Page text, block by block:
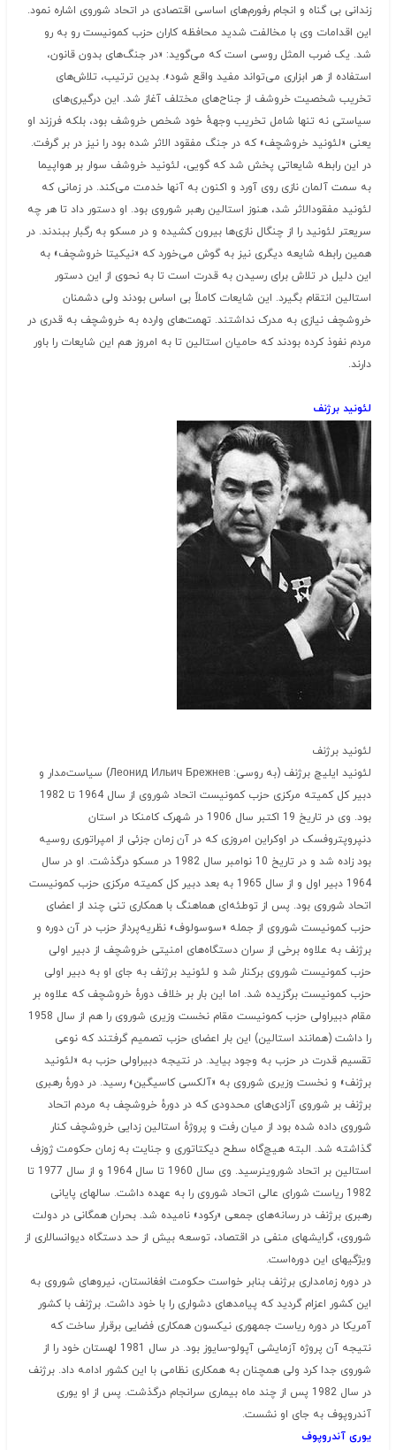
زندانی بی گناه و انجام رفورم‌های اساسی اقتصادی در اتحاد شوروی اشاره نمود.
این اقدامات وی با مخالفت شدید محافظه کاران حزب کمونیست رو به رو
شد. یک ضرب المثل روسی است که می‌گوید: «در جنگ‌های بدون قانون،
استفاده از هر ابزاری می‌تواند مفید واقع شود». بدین ترتیب، تلاش‌های
تخریب شخصیت خروشف از جناح‌های مختلف آغاز شد. این درگیری‌های
سیاستی نه تنها شامل تخریب وجههٔ خود شخص خروشف بود، بلکه فرزند او
یعنی «لئونید خروشچف» که در جنگ مفقود الاثر شده بود را نیز در بر گرفت.
در این رابطه شایعاتی پخش شد که گویی، لئونید خروشف سوار بر هواپیما
به سمت آلمان نازی روی آورد و اکنون به آنها خدمت می‌کند. در زمانی که
لئونید مفقودالاثر شد، هنوز استالین رهبر شوروی بود. او دستور داد تا هر چه
سریعتر لئونید را از چنگال نازی‌ها بیرون کشیده و در مسکو به رگبار ببندند. در
همین رابطه شایعه دیگری نیز به گوش می‌خورد که «نیکیتا خروشچف» به
این دلیل در تلاش برای رسیدن به قدرت است تا به نحوی از این دستور
استالین انتقام بگیرد. این شایعات کاملاً بی اساس بودند ولی دشمنان
خروشچف نیازی به مدرک نداشتند. تهمت‌های وارده به خروشچف به قدری در
مردم نفوذ کرده بودند که حامیان استالین تا به امروز هم این شایعات را باور
دارند.
لئونید برژنف
لئونید برژنف
لئونید ایلیچ برژنف (به روسی: Леонид Ильич Брежнев) سیاست‌مدار و
دبیر کل کمیته مرکزی حزب کمونیست اتحاد شوروی از سال 1964 تا 1982
بود. وی در تاریخ 19 اکتبر سال 1906 در شهرک کامنکا در استان
دنپروپتروفسک در اوکراین امروزی که در آن زمان جزئی از امپراتوری روسیه
بود زاده شد و در تاریخ 10 نوامبر سال 1982 در مسکو درگذشت. او در سال
1964 دبیر اول و از سال 1965 به بعد دبیر کل کمیته مرکزی حزب کمونیست
اتحاد شوروی بود. پس از توطئه‌ای هماهنگ با همکاری تنی چند از اعضای
حزب کمونیست شوروی از جمله «سوسولوف» نظریه‌پرداز حزب در آن دوره و
برژنف به علاوه برخی از سران دستگاه‌های امنیتی خروشچف از دبیر اولی
حزب کمونیست شوروی برکنار شد و لئونید برژنف به جای او به دبیر اولی
حزب کمونیست برگزیده شد. اما این بار بر خلاف دورهٔ خروشچف که علاوه بر
مقام دبیراولی حزب کمونیست مقام نخست وزیری شوروی را هم از سال 1958
را داشت (همانند استالین) این بار اعضای حزب تصمیم گرفتند که نوعی
تقسیم قدرت در حزب به وجود بیاید. در نتیجه دبیراولی حزب به «لئونید
برژنف» و نخست وزیری شوروی به «آلکسی کاسیگین» رسید. در دورهٔ رهبری
برژنف بر شوروی آزادی‌های محدودی که در دورهٔ خروشچف به مردم اتحاد
شوروی داده شده بود از میان رفت و پروژهٔ استالین زدایی خروشچف کنار
گذاشته شد. البته هیچ‌گاه سطح دیکتاتوری و جنایت به زمان حکومت ژوزف
استالین بر اتحاد شوروینرسید. وی سال 1960 تا سال 1964 و از سال 1977 تا
1982 ریاست شورای عالی اتحاد شوروی را به عهده داشت. سالهای پایانی
رهبری برژنف در رسانه‌های جمعی «رکود» نامیده شد. بحران همگانی در دولت
شوروی، گرایشهای منفی در اقتصاد، توسعه بیش از حد دستگاه دیوانسالاری از
ویژگیهای این دوره‌است.
در دوره زمامداری برژنف بنابر خواست حکومت افغانستان، نیروهای شوروی به
این کشور اعزام گردید که پیامدهای دشواری را با خود داشت. برژنف با کشور
آمریکا در دوره ریاست جمهوری نیکسون همکاری فضایی برقرار ساخت که
نتیجه آن پروژه آزمایشی آپولو-سایوز بود. در سال 1981 لهستان خود را از
شوروی جدا کرد ولی همچنان به همکاری نظامی با این کشور ادامه داد. برژنف
در سال 1982 پس از چند ماه بیماری سرانجام درگذشت. پس از او یوری
آندروپوف به جای او نشست.
یوری آندروپوف